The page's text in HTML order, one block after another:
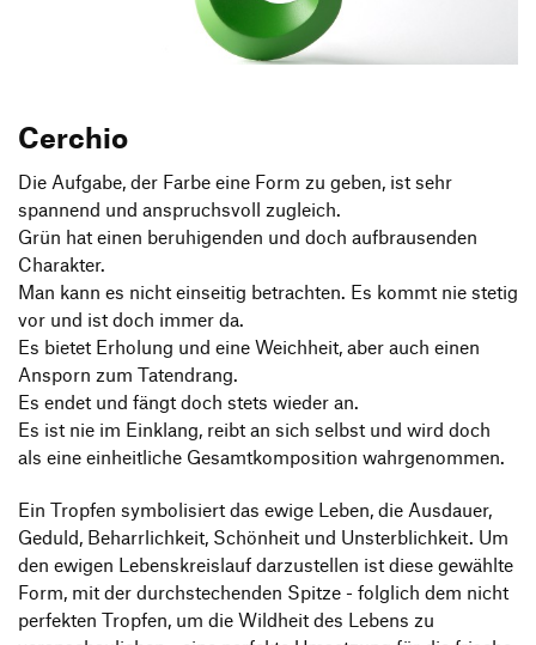
Transfer und Kooperation
Produktgestaltung B.A.
Strategische Gestaltung M.A.
Cerchio
Die Aufgabe, der Farbe eine Form zu geben, ist sehr
spannend und anspruchsvoll zugleich.
Grün hat einen beruhigenden und doch aufbrausenden
Charakter.
Man kann es nicht einseitig betrachten. Es kommt nie stetig
vor und ist doch immer da.
Es bietet Erholung und eine Weichheit, aber auch einen
Ansporn zum Tatendrang.
Es endet und fängt doch stets wieder an.
Es ist nie im Einklang, reibt an sich selbst und wird doch
als eine einheitliche Gesamtkomposition wahrgenommen.
Ein Tropfen symbolisiert das ewige Leben, die Ausdauer,
Geduld, Beharrlichkeit, Schönheit und Unsterblichkeit. Um
den ewigen Lebenskreislauf darzustellen ist diese gewählte
Form, mit der durchstechenden Spitze - folglich dem nicht
perfekten Tropfen, um die Wildheit des Lebens zu